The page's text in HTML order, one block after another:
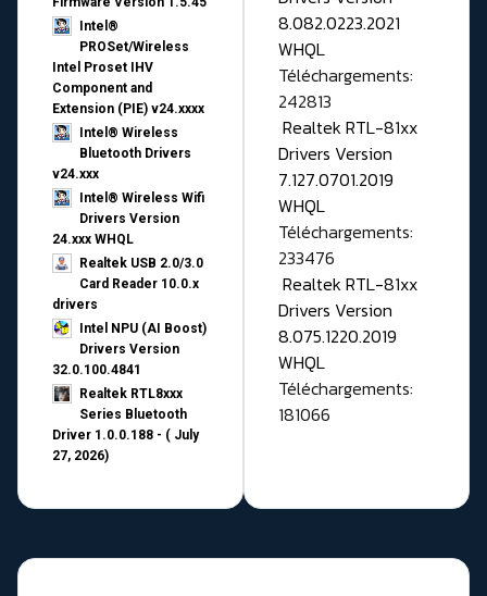
Intel®
PROSet/Wireless
Intel Proset IHV
Component and
Extension (PIE) v24.xxxx
Intel® Wireless
Bluetooth Drivers
v24.xxx
Intel® Wireless Wifi
Drivers Version
24.xxx WHQL
Realtek USB 2.0/3.0
Card Reader 10.0.x
drivers
Intel NPU (AI Boost)
Drivers Version
32.0.100.4841
Realtek RTL8xxx
Series Bluetooth
Driver 1.0.0.188 - ( July
27, 2026)
8.082.0223.2021
WHQL
Téléchargements:
242813
Realtek RTL-81xx
Drivers Version
7.127.0701.2019
WHQL
Téléchargements:
233476
Realtek RTL-81xx
Drivers Version
8.075.1220.2019
WHQL
Téléchargements:
181066